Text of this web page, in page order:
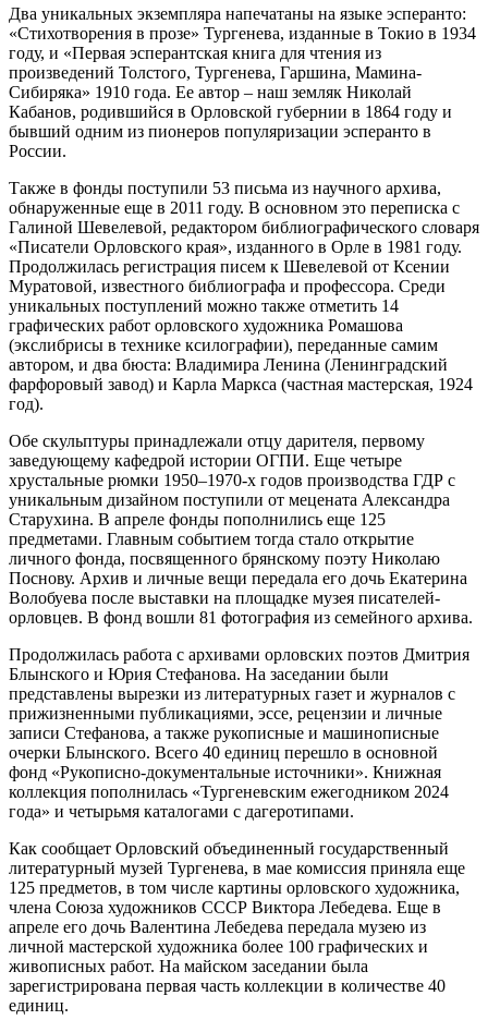
Два уникальных экземпляра напечатаны на языке эсперанто:
«Стихотворения в прозе» Тургенева, изданные в Токио в 1934
году, и «Первая эсперантская книга для чтения из
произведений Толстого, Тургенева, Гаршина, Мамина-
Сибиряка» 1910 года. Ее автор – наш земляк Николай
Кабанов, родившийся в Орловской губернии в 1864 году и
бывший одним из пионеров популяризации эсперанто в
России.
Также в фонды поступили 53 письма из научного архива,
обнаруженные еще в 2011 году. В основном это переписка с
Галиной Шевелевой, редактором библиографического словаря
«Писатели Орловского края», изданного в Орле в 1981 году.
Продолжилась регистрация писем к Шевелевой от Ксении
Муратовой, известного библиографа и профессора. Среди
уникальных поступлений можно также отметить 14
графических работ орловского художника Ромашова
(экслибрисы в технике ксилографии), переданные самим
автором, и два бюста: Владимира Ленина (Ленинградский
фарфоровый завод) и Карла Маркса (частная мастерская, 1924
год).
Обе скульптуры принадлежали отцу дарителя, первому
заведующему кафедрой истории ОГПИ. Еще четыре
хрустальные рюмки 1950–1970-х годов производства ГДР с
уникальным дизайном поступили от мецената Александра
Старухина. В апреле фонды пополнились еще 125
предметами. Главным событием тогда стало открытие
личного фонда, посвященного брянскому поэту Николаю
Поснову. Архив и личные вещи передала его дочь Екатерина
Волобуева после выставки на площадке музея писателей-
орловцев. В фонд вошли 81 фотография из семейного архива.
Продолжилась работа с архивами орловских поэтов Дмитрия
Блынского и Юрия Стефанова. На заседании были
представлены вырезки из литературных газет и журналов с
прижизненными публикациями, эссе, рецензии и личные
записи Стефанова, а также рукописные и машинописные
очерки Блынского. Всего 40 единиц перешло в основной
фонд «Рукописно-документальные источники». Книжная
коллекция пополнилась «Тургеневским ежегодником 2024
года» и четырьмя каталогами с дагеротипами.
Как сообщает Орловский объединенный государственный
литературный музей Тургенева, в мае комиссия приняла еще
125 предметов, в том числе картины орловского художника,
члена Союза художников СССР Виктора Лебедева. Еще в
апреле его дочь Валентина Лебедева передала музею из
личной мастерской художника более 100 графических и
живописных работ. На майском заседании была
зарегистрирована первая часть коллекции в количестве 40
единиц.